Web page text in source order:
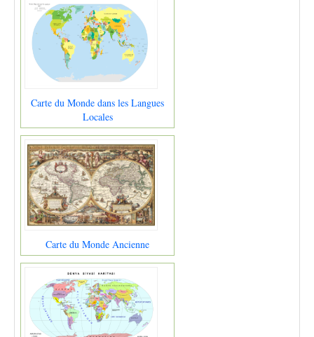
Carte du Monde dans les Langues
Locales
Carte du Monde Ancienne